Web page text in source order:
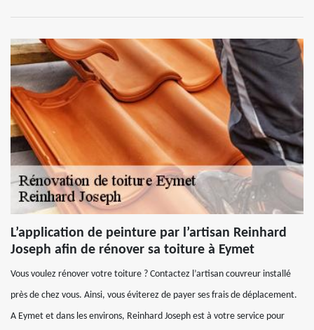
L’application de peinture par l’artisan Reinhard
Joseph afin de rénover sa toiture à Eymet
Vous voulez rénover votre toiture ? Contactez l’artisan couvreur installé
près de chez vous. Ainsi, vous éviterez de payer ses frais de déplacement.
A Eymet et dans les environs, Reinhard Joseph est à votre service pour